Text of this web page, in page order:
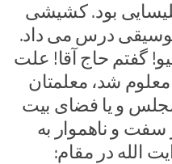
بود. کشیشی
موسیقی درس می داد.
گفتم حاج آقا!‌ علت
شد، معلمتان
و یا فضای بیت
و ناهموار به
الله در مقام: